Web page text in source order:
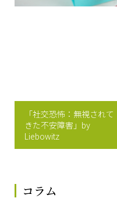
「社交恐怖：無視されて
きた不安障害」by
Liebowitz
コラム